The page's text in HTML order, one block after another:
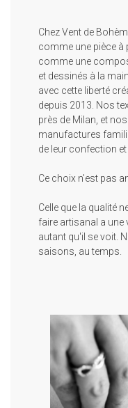
Chez Vent de
comme une pièce à
comme une
et dessinés à la
avec cette liberté
depuis 2013. Nos
près de Milan, et
manufactures
de leur confection et
Ce choix n'est pas
Celle que la qualité
faire artisanal a une
autant qu'il se voit.
saisons, au temps.